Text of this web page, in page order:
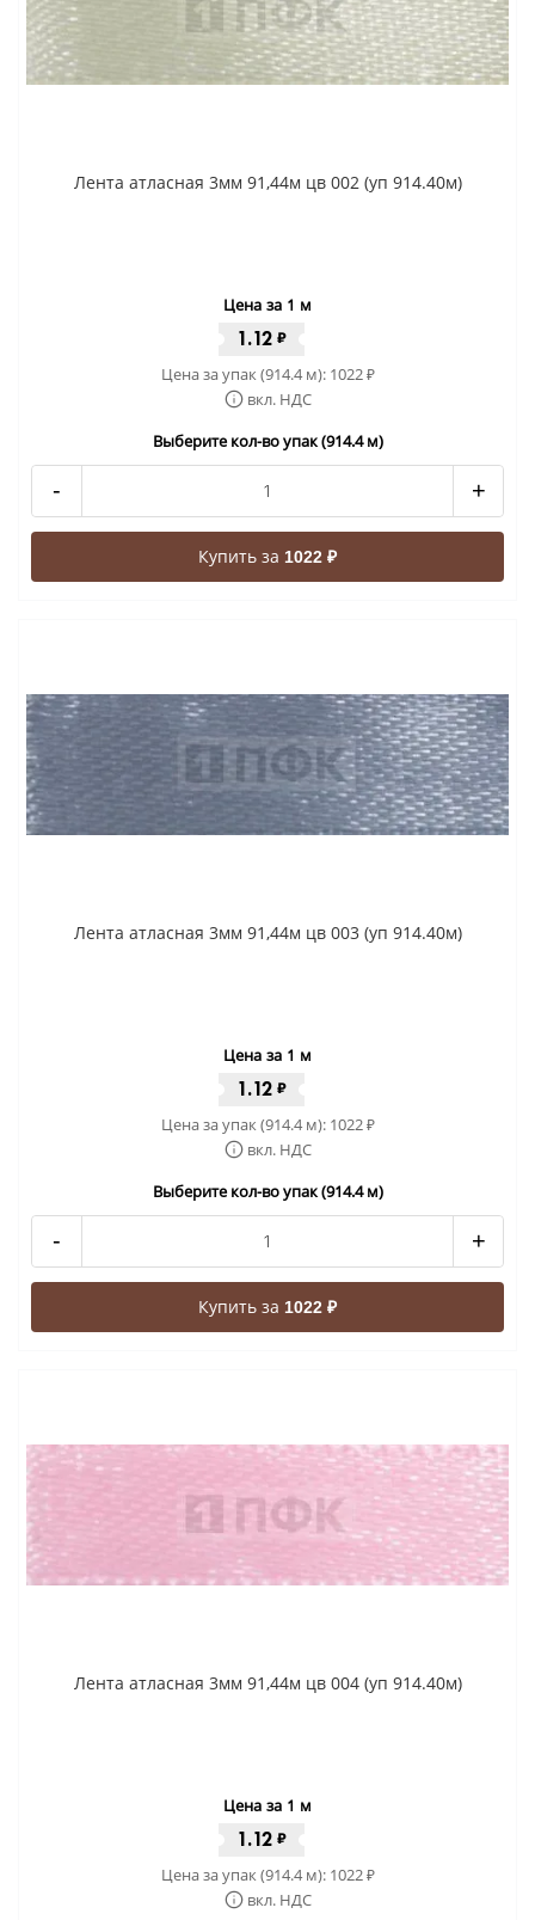
Лента атласная 3мм 91,44м цв 002 (уп 914.40м)
Цена за 1 м
1.12 ₽
Цена за упак (914.4 м): 1022₽
вкл. НДС
Выберите кол-во упак (914.4 м)
- +
Купить за 1022 ₽
Лента атласная 3мм 91,44м цв 003 (уп 914.40м)
Цена за 1 м
1.12 ₽
Цена за упак (914.4 м): 1022₽
вкл. НДС
Выберите кол-во упак (914.4 м)
- +
Купить за 1022 ₽
Лента атласная 3мм 91,44м цв 004 (уп 914.40м)
Цена за 1 м
1.12 ₽
Цена за упак (914.4 м): 1022₽
вкл. НДС